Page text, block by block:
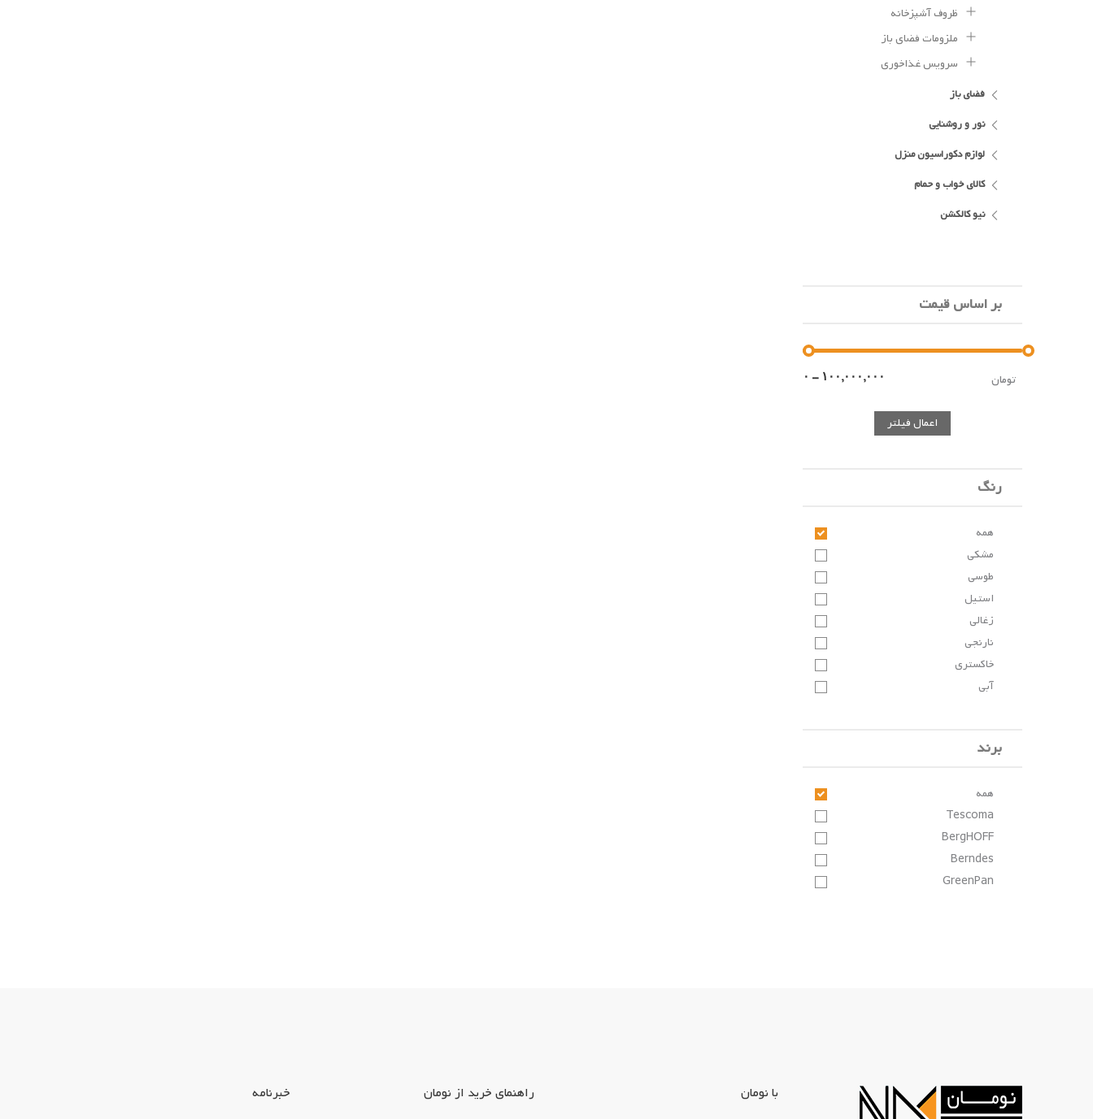
ظروف آشپزخانه
ملزومات فضای باز
سرویس غذاخوری
فضای باز
نور و روشنایی
لوازم دکوراسیون منزل
کالای خواب و حمام
نیو کالکشن
بر اساس قیمت
تومان
اعمال فیلتر
رنگ
همه
مشکی
طوسی
استیل
زغالی
نارنجی
خاکستری
آبی
برند
همه
Tescoma
BergHOFF
Berndes
GreenPan
خبرنامه راهنمای خرید از نومان با نومان